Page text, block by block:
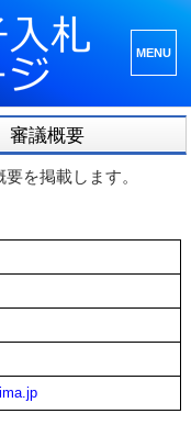
ーとウ
ィジェ
審議概要
を掲載します。